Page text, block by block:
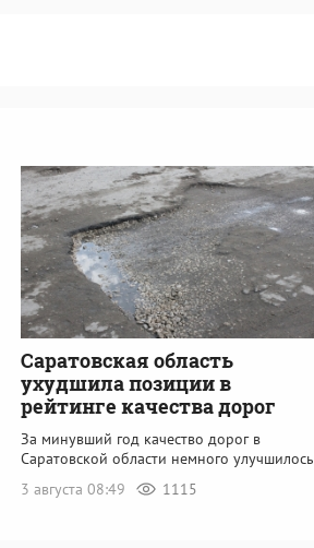
Саратовская область
ухудшила позиции в
рейтинге качества дорог
За минувший год качество дорог в
Саратовской области немного улучшилось
3 августа 08:49
1115